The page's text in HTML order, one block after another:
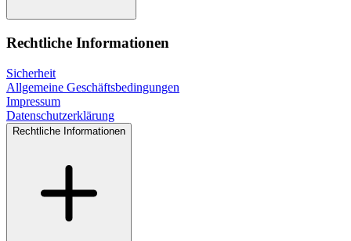
Rechtliche Informationen
Sicherheit
Allgemeine Geschäftsbedingungen
Impressum
Datenschutzerklärung
Rechtliche Informationen